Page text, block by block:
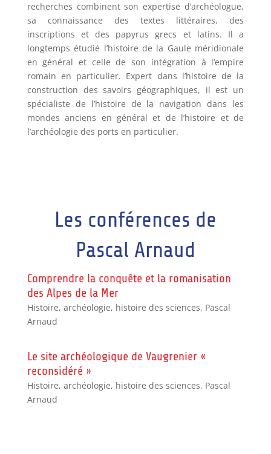
recherches combinent son expertise d’archéologue,
sa connaissance des textes littéraires, des
inscriptions et des papyrus grecs et latins. Il a
longtemps étudié l’histoire de la Gaule méridionale
en général et celle de son intégration à l’empire
romain en particulier. Expert dans l’histoire de la
construction des savoirs géographiques, il est un
spécialiste de l’histoire de la navigation dans les
mondes anciens en général et de l’histoire et de
l’archéologie des ports en particulier.
Les conférences de
Pascal Arnaud
Comprendre la conquête et la romanisation
des Alpes de la Mer
Histoire, archéologie, histoire des sciences, Pascal
Arnaud
Le site archéologique de Vaugrenier «
reconsidéré »
Histoire, archéologie, histoire des sciences, Pascal
Arnaud